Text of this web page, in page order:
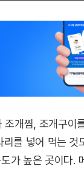
개찜, 조개구이
를 넣어 먹는 것
가 높은 곳이다.